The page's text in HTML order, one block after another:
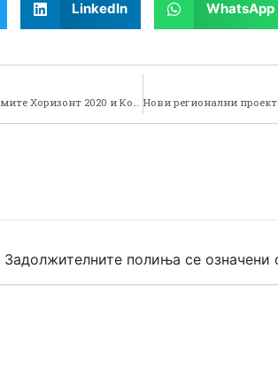
LinkedIn WhatsApp
Задолжителните полиња се означени